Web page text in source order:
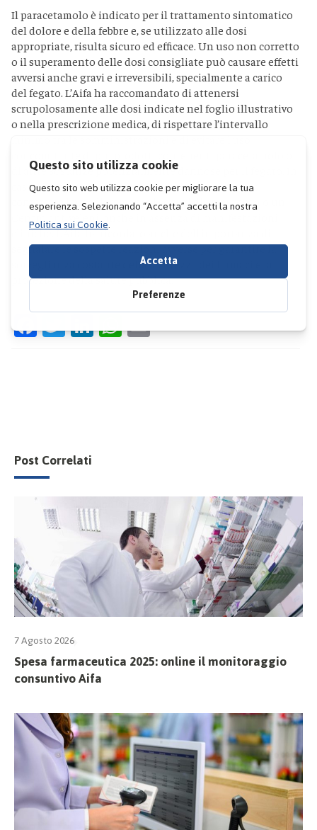
Il paracetamolo è indicato per il trattamento sintomatico
del dolore e della febbre e, se utilizzato alle dosi
appropriate, risulta sicuro ed efficace. Un uso non corretto
o il superamento delle dosi consigliate può causare effetti
avversi anche gravi e irreversibili, specialmente a carico
del fegato. L’Aifa ha raccomandato di attenersi
scrupolosamente alle dosi indicate nel foglio illustrativo
o nella prescrizione medica, di rispettare l’intervallo
di altre sostanze potenzialmente dannose per il fegato. In
caso di sospetta ingestione eccessiva, è necessario
contattare immediatamente i servizi di emergenza o un
Centro antiveleni, anche in assenza di manifestazioni
cliniche. L’Aifa ha ricordato anche dell’importanza di
segnalare le sospette reazioni avverse per garantire la
sorveglianza costante della sicurezza dei farmaci e la
protezione della salute pubblica.
Facebook
Twitter
LinkedIn
WhatsApp
Email
Post Correlati
7 Agosto 2026
Spesa farmaceutica 2025: online il monitoraggio
consuntivo Aifa